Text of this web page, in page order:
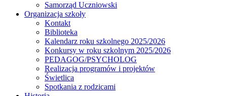
Samorząd Uczniowski
Organizacja szkoły
Kontakt
Biblioteka
Kalendarz roku szkolnego 2025/2026
Konkursy w roku szkolnym 2025/2026
PEDAGOG/PSYCHOLOG
Realizacja programów i projektów
Świetlica
Spotkania z rodzicami